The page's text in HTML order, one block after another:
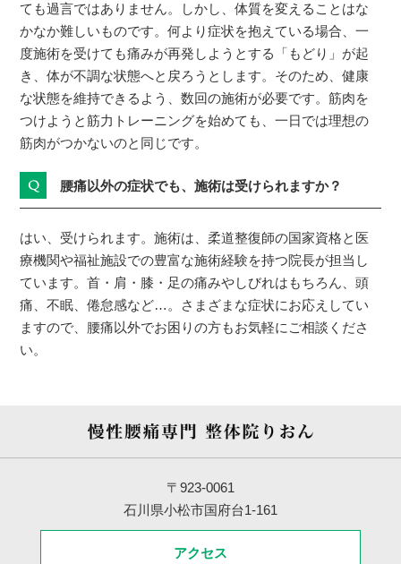
ても過言ではありません。しかし、体質を変えることはな
かなか難しいものです。何より症状を抱えている場合、一
度施術を受けても痛みが再発しようとする「もどり」が起
き、体が不調な状態へと戻ろうとします。そのため、健康
な状態を維持できるよう、数回の施術が必要です。筋肉を
つけようと筋力トレーニングを始めても、一日では理想の
筋肉がつかないのと同じです。
Q 腰痛以外の症状でも、施術は受けられますか？
はい、受けられます。施術は、柔道整復師の国家資格と医
療機関や福祉施設での豊富な施術経験を持つ院長が担当し
ています。首・肩・膝・足の痛みやしびれはもちろん、頭
痛、不眠、倦怠感など…。さまざまな症状にお応えしてい
ますので、腰痛以外でお困りの方もお気軽にご相談くださ
い。
〒923-0061
石川県小松市国府台1-161
アクセス